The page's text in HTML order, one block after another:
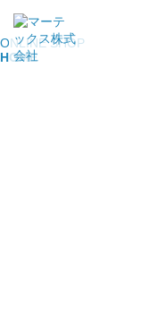
ONLINE SHOP
HOME